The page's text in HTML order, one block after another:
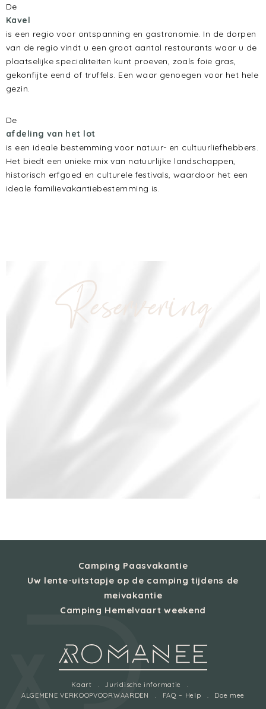
De
Kavel
is een regio voor ontspanning en gastronomie. In de dorpen
van de regio vindt u een groot aantal restaurants waar u de
plaatselijke specialiteiten kunt proeven, zoals foie gras,
gekonfijte eend of truffels. Een waar genoegen voor het hele
gezin.
De
afdeling van het lot
is een ideale bestemming voor natuur- en cultuurliefhebbers.
Het biedt een unieke mix van natuurlijke landschappen,
historisch erfgoed en culturele festivals, waardoor het een
ideale familievakantiebestemming is.
Reservering
Camping Paasvakantie
Uw lente-uitstapje op de camping tijdens de
meivakantie
Camping Hemelvaart weekend
Kaart
Juridische informatie
ALGEMENE VERKOOPVOORWAARDEN
FAQ – Help Doe mee